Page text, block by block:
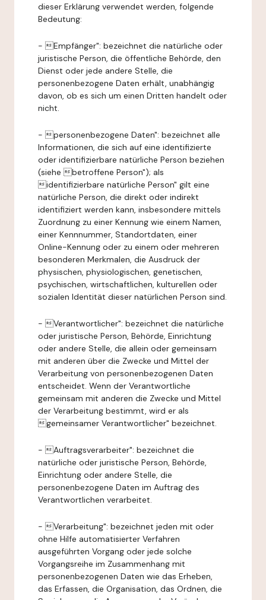
dieser Erklärung verwendet werden, folgende
Bedeutung:
- Empfänger": bezeichnet die natürliche oder
juristische Person, die öffentliche Behörde, den
Dienst oder jede andere Stelle, die
personenbezogene Daten erhält, unabhängig
davon, ob es sich um einen Dritten handelt oder
nicht.
- personenbezogene Daten": bezeichnet alle
Informationen, die sich auf eine identifizierte
oder identifizierbare natürliche Person beziehen
(siehe betroffene Person"); als
identifizierbare natürliche Person" gilt eine
natürliche Person, die direkt oder indirekt
identifiziert werden kann, insbesondere mittels
Zuordnung zu einer Kennung wie einem Namen,
einer Kennnummer, Standortdaten, einer
Online-Kennung oder zu einem oder mehreren
besonderen Merkmalen, die Ausdruck der
physischen, physiologischen, genetischen,
psychischen, wirtschaftlichen, kulturellen oder
sozialen Identität dieser natürlichen Person sind.
- Verantwortlicher": bezeichnet die natürliche
oder juristische Person, Behörde, Einrichtung
oder andere Stelle, die allein oder gemeinsam
mit anderen über die Zwecke und Mittel der
Verarbeitung von personenbezogenen Daten
entscheidet. Wenn der Verantwortliche
gemeinsam mit anderen die Zwecke und Mittel
der Verarbeitung bestimmt, wird er als
gemeinsamer Verantwortlicher" bezeichnet.
- Auftragsverarbeiter": bezeichnet die
natürliche oder juristische Person, Behörde,
Einrichtung oder andere Stelle, die
personenbezogene Daten im Auftrag des
Verantwortlichen verarbeitet.
- Verarbeitung": bezeichnet jeden mit oder
ohne Hilfe automatisierter Verfahren
ausgeführten Vorgang oder jede solche
Vorgangsreihe im Zusammenhang mit
personenbezogenen Daten wie das Erheben,
das Erfassen, die Organisation, das Ordnen, die